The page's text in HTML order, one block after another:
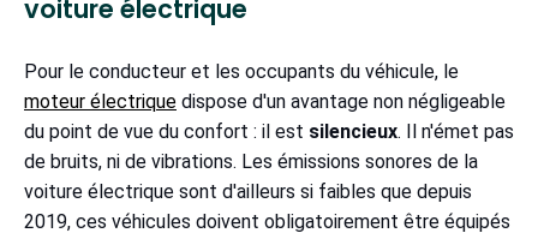
voiture électrique
Pour le conducteur et les occupants du véhicule, le
moteur électrique dispose d'un avantage non négligeable
du point de vue du confort : il est silencieux. Il n'émet pas
de bruits, ni de vibrations. Les émissions sonores de la
voiture électrique sont d'ailleurs si faibles que depuis
2019, ces véhicules doivent obligatoirement être équipés